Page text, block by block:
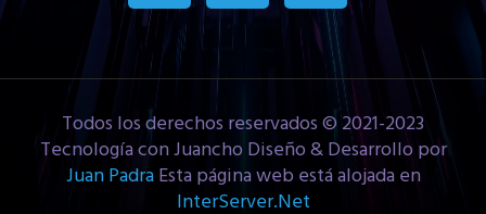
Todos los derechos reservados © 2021-2023
Tecnología con Juancho Diseño & Desarrollo por
Juan PadraEsta página web está alojada en
InterServer.Net